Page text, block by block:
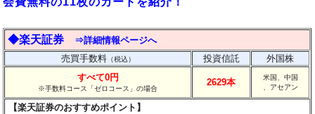
◆楽天証券
⇒詳細情報ページへ
売買手数料（税込） 投資信託
外国株
すべて0円
※手数料コース「ゼロコース」の場合
2629本
米国、中国
、アセアン
【楽天証券のおすすめポイント】